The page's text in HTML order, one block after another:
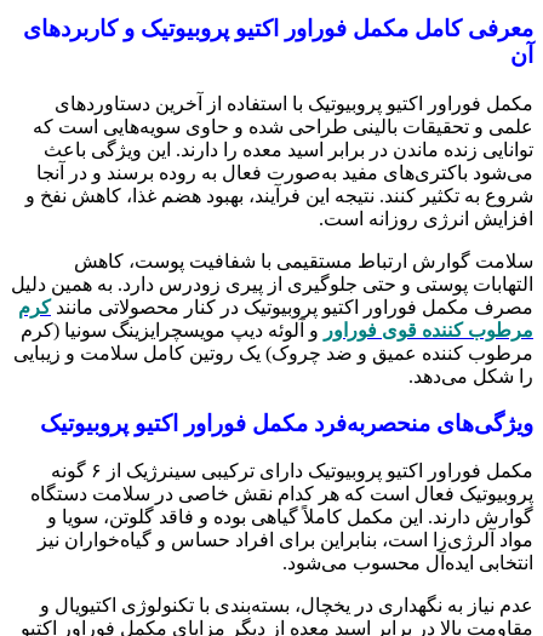
معرفی کامل مکمل فوراور اکتیو پروبیوتیک و کاربردهای
آن
مکمل فوراور اکتیو پروبیوتیک با استفاده از آخرین دستاوردهای
علمی و تحقیقات بالینی طراحی شده و حاوی سویه‌هایی است که
توانایی زنده ماندن در برابر اسید معده را دارند. این ویژگی باعث
می‌شود باکتری‌های مفید به‌صورت فعال به روده برسند و در آنجا
شروع به تکثیر کنند. نتیجه این فرآیند، بهبود هضم غذا، کاهش نفخ و
افزایش انرژی روزانه است.
سلامت گوارش ارتباط مستقیمی با شفافیت پوست، کاهش
التهابات پوستی و حتی جلوگیری از پیری زودرس دارد. به همین دلیل
مصرف مکمل فوراور اکتیو پروبیوتیک در کنار محصولاتی مانندکرم
مرطوب کننده قوی فوراور و آلوئه دیپ مویسچرایزینگ سونیا (کرم
مرطوب کننده عمیق و ضد چروک) یک روتین کامل سلامت و زیبایی
را شکل می‌دهد.
ویژگی‌های منحصربه‌فرد مکمل فوراور اکتیو پروبیوتیک
مکمل فوراور اکتیو پروبیوتیک دارای ترکیبی سینرژیک از ۶ گونه
پروبیوتیک فعال است که هر کدام نقش خاصی در سلامت دستگاه
گوارش دارند. این مکمل کاملاً گیاهی بوده و فاقد گلوتن، سویا و
مواد آلرژی‌زا است، بنابراین برای افراد حساس و گیاه‌خواران نیز
انتخابی ایده‌آل محسوب می‌شود.
عدم نیاز به نگهداری در یخچال، بسته‌بندی با تکنولوژی اکتیویال و
مقاومت بالا در برابر اسید معده از دیگر مزایای مکمل فوراور اکتیو